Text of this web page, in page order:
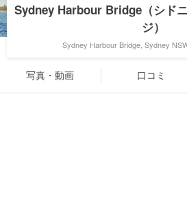
Sydney Harbour Bridge（シド
ジ）
Sydney Harbour Bridge, Sydney
写真・動画 口コミ